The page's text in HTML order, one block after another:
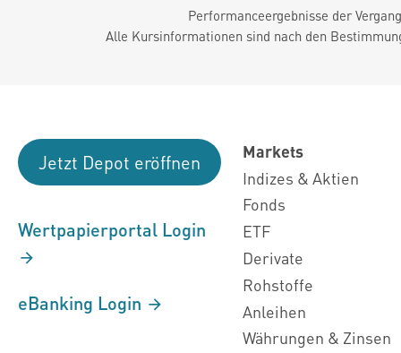
Performanceergebnisse der
Alle Kursinformationen sind nach den
Jetzt Depot eröffnen
Wertpapierportal Login
eBanking Login
Markets
Indizes & Aktien
Fonds
ETF
Derivate
Rohstoffe
Anleihen
Währungen & Zinsen